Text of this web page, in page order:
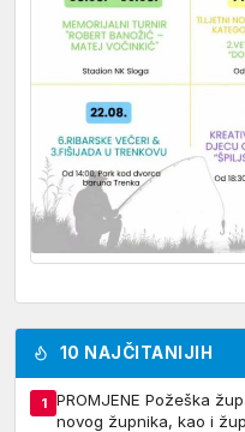
10 NAJČITANIJIH
1
PROMJENE Požeška
novog župnika, kao i